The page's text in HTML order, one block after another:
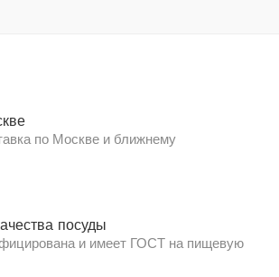
по Москве и ближнему
посуды
и имеет ГОСТ на пищевую